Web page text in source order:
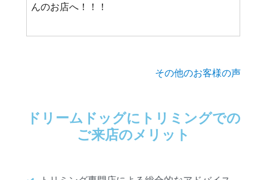
んのお店へ！！！
その他のお客様の声
ドリームドッグにトリミングでの
ご来店のメリット